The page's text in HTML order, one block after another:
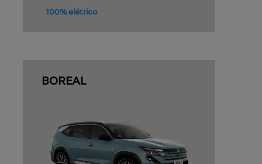
100% elétrico
BOREAL